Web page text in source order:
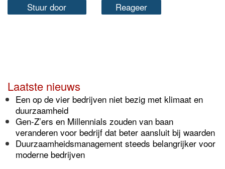
Stuur door Reageer
Laatste nieuws
Een op de vier bedrijven niet bezig met klimaat en
duurzaamheid
Gen-Z’ers en Millennials zouden van baan
veranderen voor bedrijf dat beter aansluit bij waarden
Duurzaamheidsmanagement steeds belangrijker voor
moderne bedrijven